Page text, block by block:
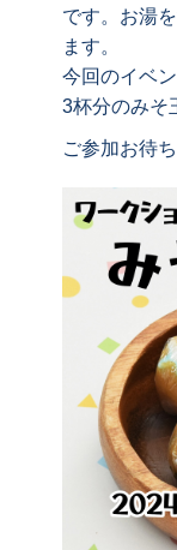
です。お湯
ます。
今回のイベ
3杯分のみそ
ご参加お待